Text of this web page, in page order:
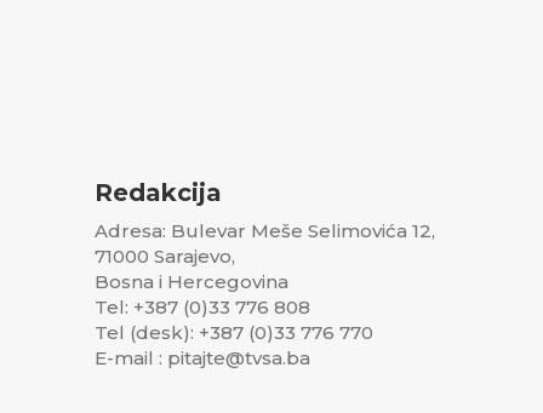
Redakcija
Adresa: Bulevar Meše Selimovića 12,
71000 Sarajevo,
Bosna i Hercegovina
Tel: +387 (0)33 776 808
Tel (desk): +387 (0)33 776 770
E-mail : pitajte@tvsa.ba